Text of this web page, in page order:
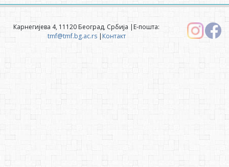
Карнегијева 4, 11120 Београд, Србија |Е-пошта:
tmf@tmf.bg.ac.rs|Контакт